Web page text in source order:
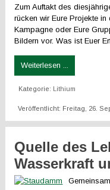
Zum Auftakt des
rücken wir Eure Projekte in
Kampagne oder Eure
Bildern vor. Was ist Euer
Weiterlesen ...
Kategorie: Lithium
Veröffentlicht: Freitag, 26.
Quelle des
Wasserkraft